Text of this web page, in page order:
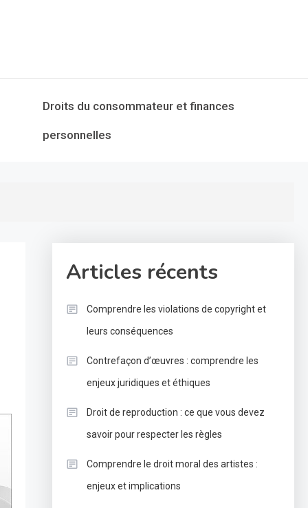
Droits du consommateur et finances
personnelles
Articles récents
Comprendre les violations de copyright et
leurs conséquences
Contrefaçon d’œuvres : comprendre les
enjeux juridiques et éthiques
Droit de reproduction : ce que vous devez
savoir pour respecter les règles
Comprendre le droit moral des artistes :
enjeux et implications